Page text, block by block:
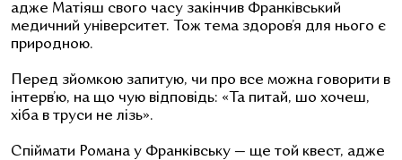
адже Матіяш свого часу закінчив Франківський
медичний університет. Тож тема здоров’я для нього є
природною.
Перед зйомкою запитую, чи про все можна говорити в
інтерв’ю, на що чую відповідь: «Та питай, шо хочеш,
хіба в труси не лізь».
Спіймати Романа у Франківську — ще той квест, адже